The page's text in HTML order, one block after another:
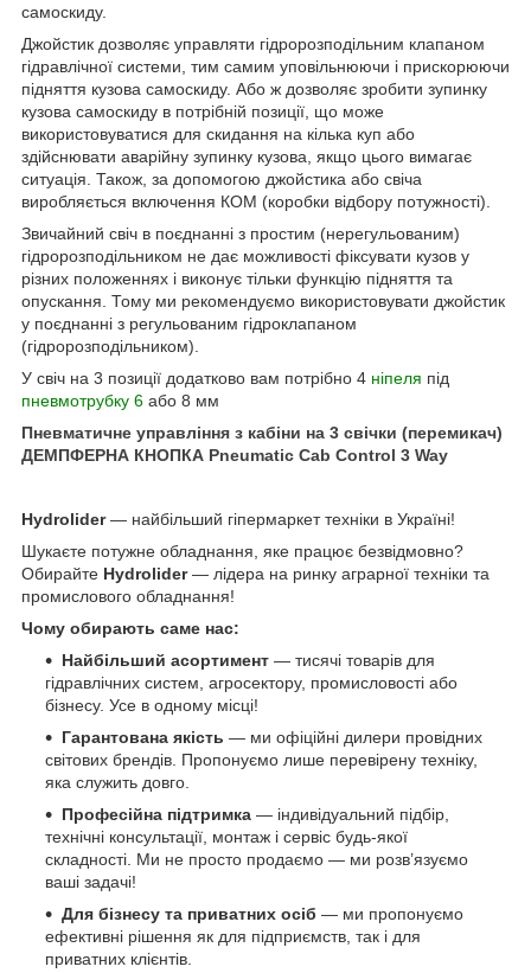
самоскиду.
Джойстик дозволяє управляти гідророзподільним клапаном
гідравлічної системи, тим самим уповільнюючи і прискорюючи
підняття кузова самоскиду. Або ж дозволяє зробити зупинку
кузова самоскиду в потрібній позиції, що може
використовуватися для скидання на кілька куп або
здійснювати аварійну зупинку кузова, якщо цього вимагає
ситуація. Також, за допомогою джойстика або свіча
виробляється включення КОМ (коробки відбору потужності).
Звичайний свіч в поєднанні з простим (нерегульованим)
гідророзподільником не дає можливості фіксувати кузов у
різних положеннях і виконує тільки функцію підняття та
опускання. Тому ми рекомендуємо використовувати джойстик
у поєднанні з регульованим гідроклапаном
(гідророзподільником).
У свіч на 3 позиції додатково вам потрібно 4 ніпеля під
пневмотрубку 6 або 8 мм
Пневматичне управління з кабіни на 3 свічки (перемикач)
ДЕМПФЕРНА КНОПКА Pneumatic Cab Control 3 Way
Hydrolider— найбільший гіпермаркет техніки в Україні!
Шукаєте потужне обладнання, яке працює безвідмовно?
Обирайте Hydrolider— лідера на ринку аграрної техніки та
промислового обладнання!
Чому обирають саме нас:
Найбільший асортимент — тисячі товарів для
гідравлічних систем, агросектору, промисловості або
бізнесу. Усе в одному місці!
Гарантована якість — ми офіційні дилери провідних
світових брендів. Пропонуємо лише перевірену техніку,
яка служить довго.
Професійна підтримка — індивідуальний підбір,
технічні консультації, монтаж і сервіс будь-якої
складності. Ми не просто продаємо — ми розв’язуємо
ваші задачі!
Для бізнесу та приватних осіб — ми пропонуємо
ефективні рішення як для підприємств, так і для
приватних клієнтів.